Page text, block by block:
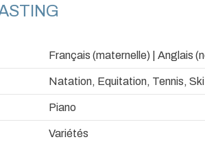
Français (maternelle) | Anglais
Natation, Equitation, Tennis, Ski
Piano
Variétés